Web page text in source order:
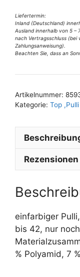
cognac
Gr
36
-42
Liefertermin:
Inland (Deutschland)
Ausland innerhalb von 5 –
nach Vertragsschluss (bei
Zahlungsanweisung).
Beachten Sie, dass an
l
e
n
e
Artikelnummer:
Kategorie: Top
einfarbiger
bis 42, nur
% Polyamid, 7